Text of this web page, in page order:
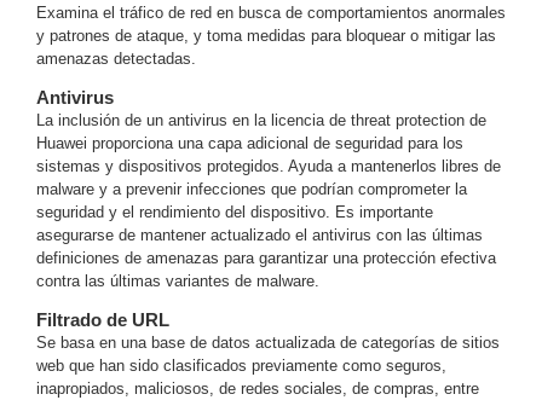
Video CuboDomo
/ Eyeball /
Turret Fisheye
y
HemisféricasLente
Motorizado
NVRs
Network
Video
RecordersOcultas
-
-
CajaPTZTérmicasWiFi
/ 4G /
Examina el tráfico de red en busca de comportamientos anormales
y patrones de ataque, y toma medidas para bloquear o mitigar las
amenazas detectadas.
Antivirus
La inclusión de un antivirus en la licencia de threat protection de
Huawei proporciona una capa adicional de seguridad para los
sistemas y dispositivos protegidos. Ayuda a mantenerlos libres de
malware y a prevenir infecciones que podrían comprometer la
seguridad y el rendimiento del dispositivo. Es importante
asegurarse de mantener actualizado el antivirus con las últimas
definiciones de amenazas para garantizar una protección efectiva
contra las últimas variantes de malware.
Filtrado de URL
Se basa en una base de datos actualizada de categorías de sitios
web que han sido clasificados previamente como seguros,
inapropiados, maliciosos, de redes sociales, de compras, entre